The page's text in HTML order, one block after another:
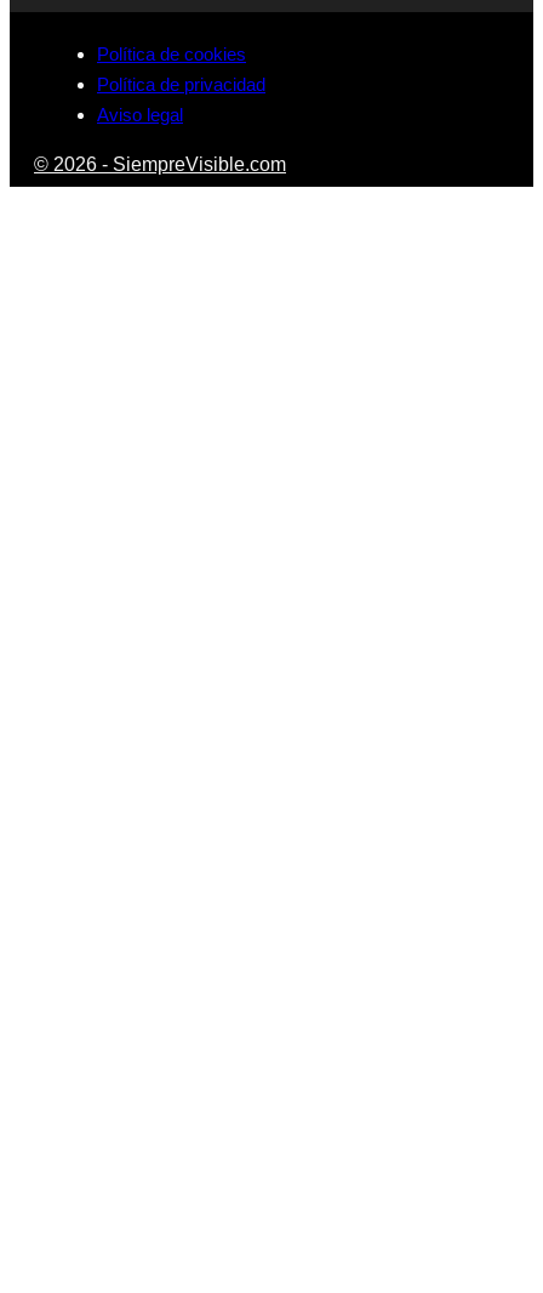
Política de cookies
Política de privacidad
Aviso legal
© 2026 - SiempreVisible.com